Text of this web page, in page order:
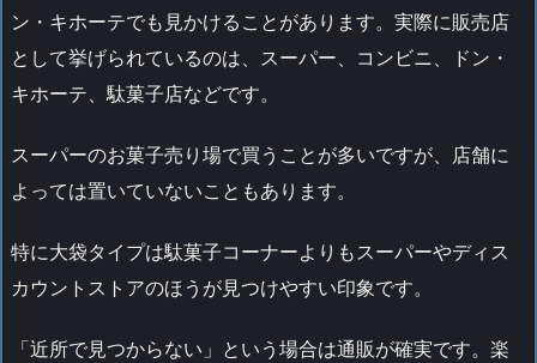
ン・キホーテでも見かけることがあります。実際に販売店
として挙げられているのは、スーパー、コンビニ、ドン・
キホーテ、駄菓子店などです。
スーパーのお菓子売り場で買うことが多いですが、店舗に
よっては置いていないこともあります。
特に大袋タイプは駄菓子コーナーよりもスーパーやディス
カウントストアのほうが見つけやすい印象です。
「近所で見つからない」という場合は通販が確実です。楽